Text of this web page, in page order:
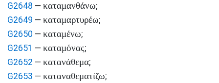
G2648 — καταμανθάνω;
G2649 — καταμαρτυρέω;
G2650 — καταμένω;
G2651 — καταμόνας;
G2652 — κατανάθεμα;
G2653 — καταναθεματίζω;